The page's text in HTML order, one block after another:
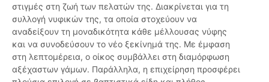
στιγμές στη ζωή των πελατών της. Διακρίνεται για τη
συλλογή νυφικών της, τα οποία στοχεύουν να
αναδείξουν τη μοναδικότητα κάθε μέλλουσας νύφης
και να συνοδεύσουν το νέο ξεκίνημά της. Με έμφαση
στη λεπτομέρεια, ο οίκος συμβάλλει στη διαμόρφωση
αξέχαστων γάμων. Παράλληλα, η επιχείρηση προσφέρει